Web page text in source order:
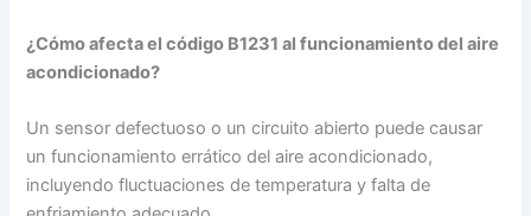
¿Cómo afecta el código B1231 al funcionamiento del aire
acondicionado?
Un sensor defectuoso o un circuito abierto puede causar
un funcionamiento errático del aire acondicionado,
incluyendo fluctuaciones de temperatura y falta de